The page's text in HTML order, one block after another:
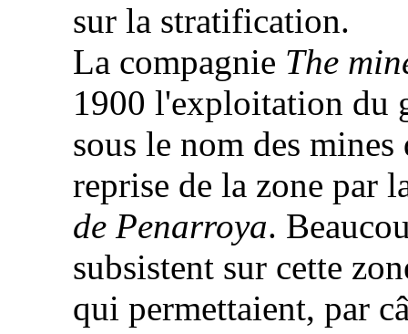
sur la stratification.
La compagnie The
1900 l'exploitation du
sous le nom des
reprise de la zone par
de Penarroya.
subsistent sur cette
qui permettaient, par